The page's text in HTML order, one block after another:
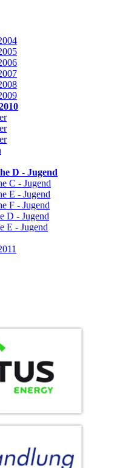
D - Jugend
C - Jugend
E - Jugend
F - Jugend
D - Jugend
E - Jugend